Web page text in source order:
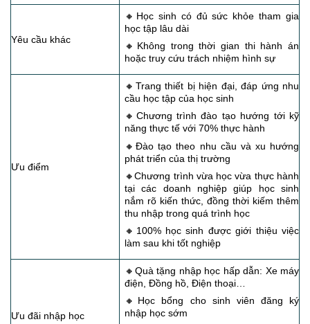
Yêu cầu khác
🔸Học sinh có đủ sức khỏe tham gia
học tập lâu dài
🔸Không trong thời gian thi hành án
hoặc truy cứu trách nhiệm hình sự
Ưu điểm
🔸Trang thiết bị hiện đại, đáp ứng nhu
cầu học tập của học sinh
🔸Chương trình đào tạo hướng tới kỹ
năng thực tế với 70% thực hành
🔸Đào tạo theo nhu cầu và xu hướng
phát triển của thị trường
🔸Chương trình vừa học vừa thực hành
tại các doanh nghiệp giúp học sinh
nắm rõ kiến thức, đồng thời kiếm thêm
thu nhập trong quá trình học
🔸100% học sinh được giới thiệu việc
làm sau khi tốt nghiệp
Ưu đãi nhập học
🔸Quà tặng nhập học hấp dẫn: Xe máy
điện, Đồng hồ, Điện thoại…
🔸Học bổng cho sinh viên đăng ký
nhập học sớm